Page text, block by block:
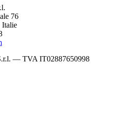
76
Italie
— TVA IT02887650998